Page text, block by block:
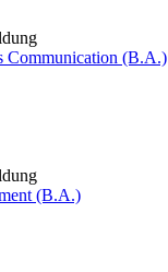
Communication (B.A.)
(B.A.)